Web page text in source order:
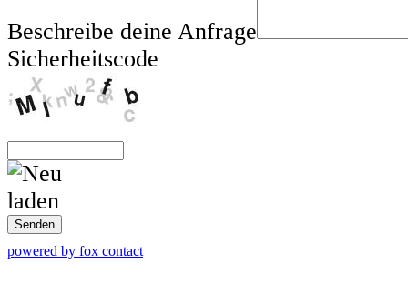
Ducati
Beschreibe deine Anfrage
Sicherheitscode
Senden
powered by fox contact